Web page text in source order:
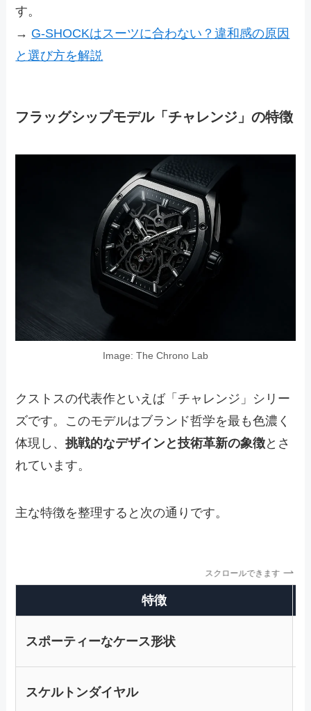
す。
→ G-SHOCKはスーツに合わない？違和感の原因
と選び方を解説
フラッグシップモデル「チャレンジ」の特徴
Image: The Chrono Lab
クストスの代表作といえば「チャレンジ」シリー
ズです。このモデルはブランド哲学を最も色濃く
体現し、挑戦的なデザインと技術革新の象徴とさ
れています。
主な特徴を整理すると次の通りです。
スクロールできます
特徴
スポーティーなケース形状
スケルトンダイヤル